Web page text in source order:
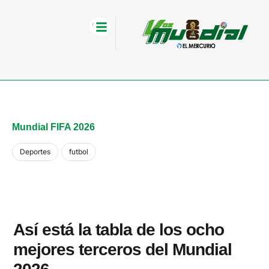
Mundial FIFA 2026
Deportes futbol
Así está la tabla de los ocho
mejores terceros del Mundial